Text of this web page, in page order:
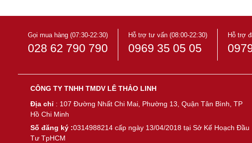
Gọi mua hàng (07:30-22:30)
028 62 790 790
Hỗ trợ tư vấn (08:00-22:30)
0969 35 05 05
Hỗ trợ
CÔNG TY TNHH TMDV LÊ THẢO LINH
Địa chỉ : 107 Đường Nhất Chi Mai, Phường 13, Quận Tân Bình, TP
Hồ Chi Minh
Số đăng ký :0314988214 cấp ngày 13/04/2018 tại Sở Kế Hoạch Đầu
Tư TpHCM